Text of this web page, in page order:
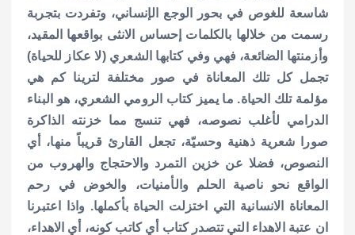
شاسعة للغوص في بحور الوجع الإنساني، وتفردت بتجربة
رسمت من خلالها بالكلمات إحساس الانثى بواقعها المقيد،
وأزمنتها الضائعة، فهي وفي كتابها الشعري (لا عكاز للحياة)
تجمل كل تلك المعاناة في صور مختلفة لترينا كم هي
مؤلمة تلك الحياة. ما يميز كتاب الرومي الشعري، هو البناء
الدرامي لأغلب نصوصه، فهي تنسج مما خزنته الذاكرة
صورا شعرية ذهنية وحسيّة، تجعل القارئ قريباً منها، أي
النصوص، فضلا عن خزين التمرد والاحتجاج والهروب من
الواقع نحو ناصية الحلم والأمنيات، والخوض في رحم
المعاناة الانسانية التي اختزلت الحياة بأكملها. واذا اعتبرنا
ان عتبة الاهداء التي تتصدر كتاب أي كاتب كونه، أي الاهداء،